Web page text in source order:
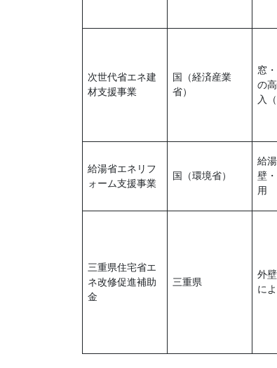
次世代省エネ建
材支援事業
国（経済産業
省）
窓
の
入
給湯省エネリフ
ォーム支援事業
国（環境省）
給
壁
用
三重県住宅省エ
ネ改修促進補助
金
三重県
外
に